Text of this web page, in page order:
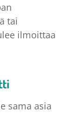
tai
ilmoittaa
sama asia